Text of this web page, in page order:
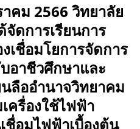
คม 2566 วิทยาลัย
ดการเรียนการ
เชื่อมโยการจัดการ
อาชีวศึกษาและ
ลืออำนาจวิทยาคม
ครื่องใช้ไฟฟ้า
ชื่อมไฟฟ้าเบื้องต้น